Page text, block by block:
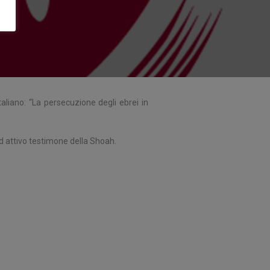
“La persecuzione degli ebrei in
attivo testimone della Shoah.